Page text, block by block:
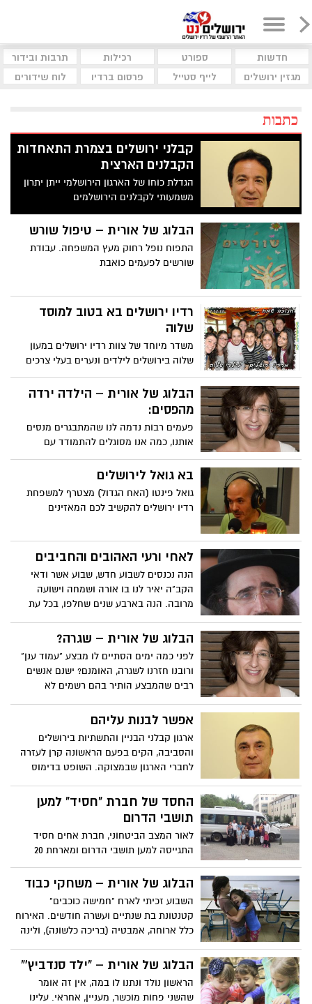
חדשות ספורט רכילות
תרבות ובידור
מגזין ירושלים
לייף סטייל פרסום ברדיו לוח שידורים
כתבות
קבלני ירושלים בצמרת התאחדות
הקבלנים הארצית
הגדלת כוחו של הארגון הירושלמי ייתן יתרון
משמעותי לקבלנים הירושלמים
הבלוג של אורית – טיפול שורש
התפוח נופל רחוק מעץ המשפחה. עבודת
שורשים לפעמים כואבת
רדיו ירושלים בא בטוב למוסד
שלוה
משדר מיוחד של צוות רדיו ירושלים במעון
שלוה בירושלים לילדים ונערים בעלי צרכים
מיוחדים
הבלוג של אורית – הילדה ירדה
מהפסים:
פעמים רבות נדמה לנו שהמתבגרים מנסים
אותנו, כמה אנו מסוגלים להתמודד עם
השטויות שלהם. האם התנהגות זו שלהם היא
נורמאלית, או שהפכנו את ה"לא נורמאלי"
בא גואל לירושלים
גואל פינטו (האח הגדול) מצטרף למשפחת
רדיו ירושלים להקשיב לכם המאזינים
לאחי ורעי האהובים והחביבים
הנה נכנסים לשבוע חדש, שבוע אשר ודאי
הקב"ה יאיר לנו בו אורה ושמחה וישועה
מרובה. הנה בארבע שנים שחלפו, בכל עת
כשעה לפני זמנה, ראינו ישועות גדולות מאוד
עולם. הכוח של שבת קודש גדול ביותר והאור
המאיר מכוח השבת מאיר את המקומות
האפלים והחשוכים וכן המקומות אשר מנסים
להחשיך אותם
הבלוג של אורית – שגרה?
לפני כמה ימים הסתיים לו מבצע "עמוד ענן"
ורובנו חזרנו לשגרה, האומנם? ישנם אנשים
רבים שהמבצע הותיר בהם רשמים לא
אישיות רגשיות וגופניות לאירוע טראומטי. יש
התגובות ממשיכות גם לאחר שהאירוע נפסק
אפשר לבנות עליהם
ארגון קבלני הבניין והתשתיות בירושלים
והסביבה, הקים בפעם הראשונה קרן לעזרה
לחברי הארגון שבמצוקה. השופט בדימוס
החסד של חברת "חסיד" למען
תושבי הדרום
לאור המצב הביטחוני, חברת אחים חסיד
התגייסה למען תושבי הדרום ומארחת 20
משפחות מהדרום בפרויקט היוקרה "גני ציון"
בשכונת קטמון ירושלים
הבלוג של אורית – משחקי כבוד
השבוע זכיתי לארח "חמישה כוכבים"
קטנטונת בת שנתיים ועשרה חודשים. האירוח
כלל ארוחה, אמבטיה (בריכה כלשונה), ולינה
הבלוג של אורית – "ילד סנדביץ'"
הראשון נולד ונתנו לו במה, אין זה אומר
שהשני פחות מוכשר, מעניין, אחראי. עלינו